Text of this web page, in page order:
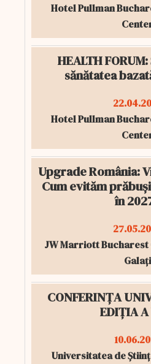
Hotel Pullman
HEALTH
sănătatea
Hotel Pullman
Upgrade România:
Cum evităm
în
JW Marriott Bucharest
Galați
CONFERINȚA
EDIȚIA
Universitatea de